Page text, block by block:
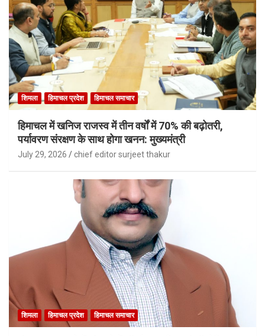
शिमला हिमाचल प्रदेश हिमाचल समाचार
हिमाचल में खनिज राजस्व में तीन वर्षों में 70% की बढ़ोतरी,
पर्यावरण संरक्षण के साथ होगा खनन: मुख्यमंत्री
July 29, 2026 chief editor surjeet thakur
शिमला हिमाचल प्रदेश हिमाचल समाचार